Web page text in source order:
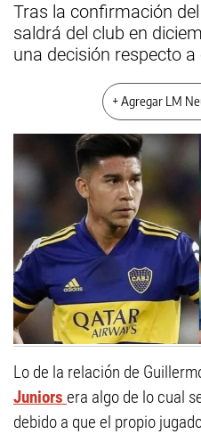
Tras la confirmación
saldrá del club en
una decisión respecto a
+ Agregar LM
Lo de la relación de
Juniors era algo de lo cual
debido a que el propio